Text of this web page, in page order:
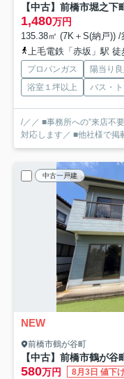
【中古】前橋市堀之
1,480万円
135.38㎡ (7K＋S(納戸)) /
上毛電鉄「赤坂」駅 徒
プロパンガス 陽当り
浴室１坪以上
バス・
/／／ ■事務所への”来店不
対応します／ ■他社様で掲
中古一戸建
NEW
前橋市鶴が谷町
【中古】前橋市鶴が
580万円 8月3日 値下